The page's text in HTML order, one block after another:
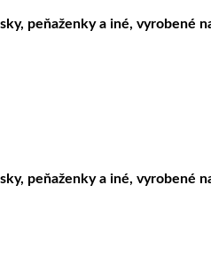
peňaženky a iné, vyrobené
peňaženky a iné, vyrobené